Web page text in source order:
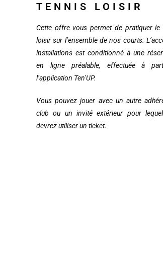
TENNIS LOISIR
Cette offre vous permet de pratiquer le
loisir sur l’ensemble de nos courts.
installations est conditionné à une
en ligne préalable, effectuée à
l’application Ten’UP.
Vous pouvez jouer avec un autre
club ou un invité extérieur pour
devrez utiliser un ticket.